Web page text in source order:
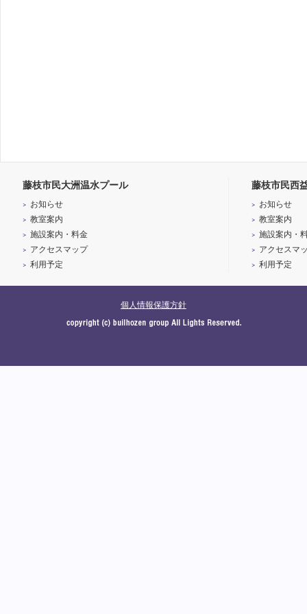
藤枝市民大洲温水プール
お知らせ
教室案内
施設案内・料金
アクセスマップ
利用予定
藤枝市民西
お知らせ
教室案内
施設案内・
アクセスマ
利用予定
個人情報保護方針